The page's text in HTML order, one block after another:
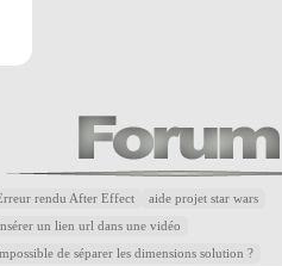
rendu After Effect aide projet star wars
un lien url dans une vidéo
de séparer les dimensions solution ?